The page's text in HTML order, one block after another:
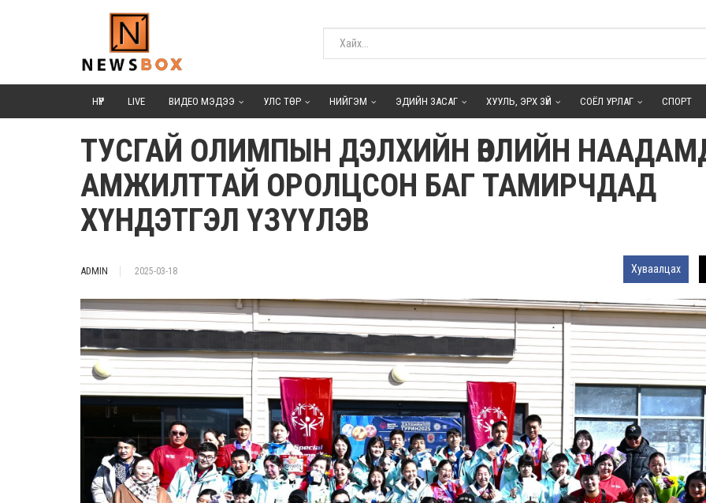
НҮҮР LIVE ВИДЕО МЭДЭЭ УЛС ТӨР НИЙГЭМ ЭДИЙН ЗАСАГ ХУУЛЬ, ЭРХ ЗҮЙ СОЁЛ УРЛАГ СПОРТ
ТУСГАЙ ОЛИМПЫН ДЭЛХИЙН ӨВЛИЙН
АМЖИЛТТАЙ ОРОЛЦСОН БАГ ТАМИРЧДАД
ХҮНДЭТГЭЛ ҮЗҮҮЛЭВ
ADMIN 2025-03-18 Хуваалцах